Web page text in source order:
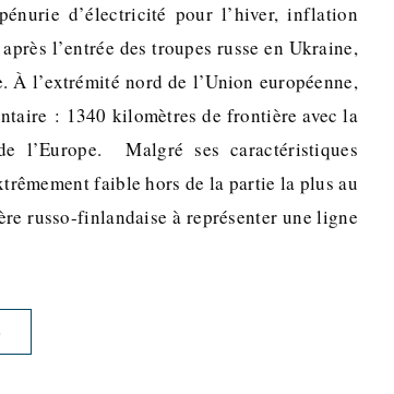
d’électricité pour l’hiver, inflation
l’entrée des troupes russe en Ukraine,
l’extrémité nord de l’Union européenne,
: 1340 kilomètres de frontière avec la
l’Europe. Malgré ses caractéristiques
faible hors de la partie la plus au
russo-finlandaise à représenter une ligne